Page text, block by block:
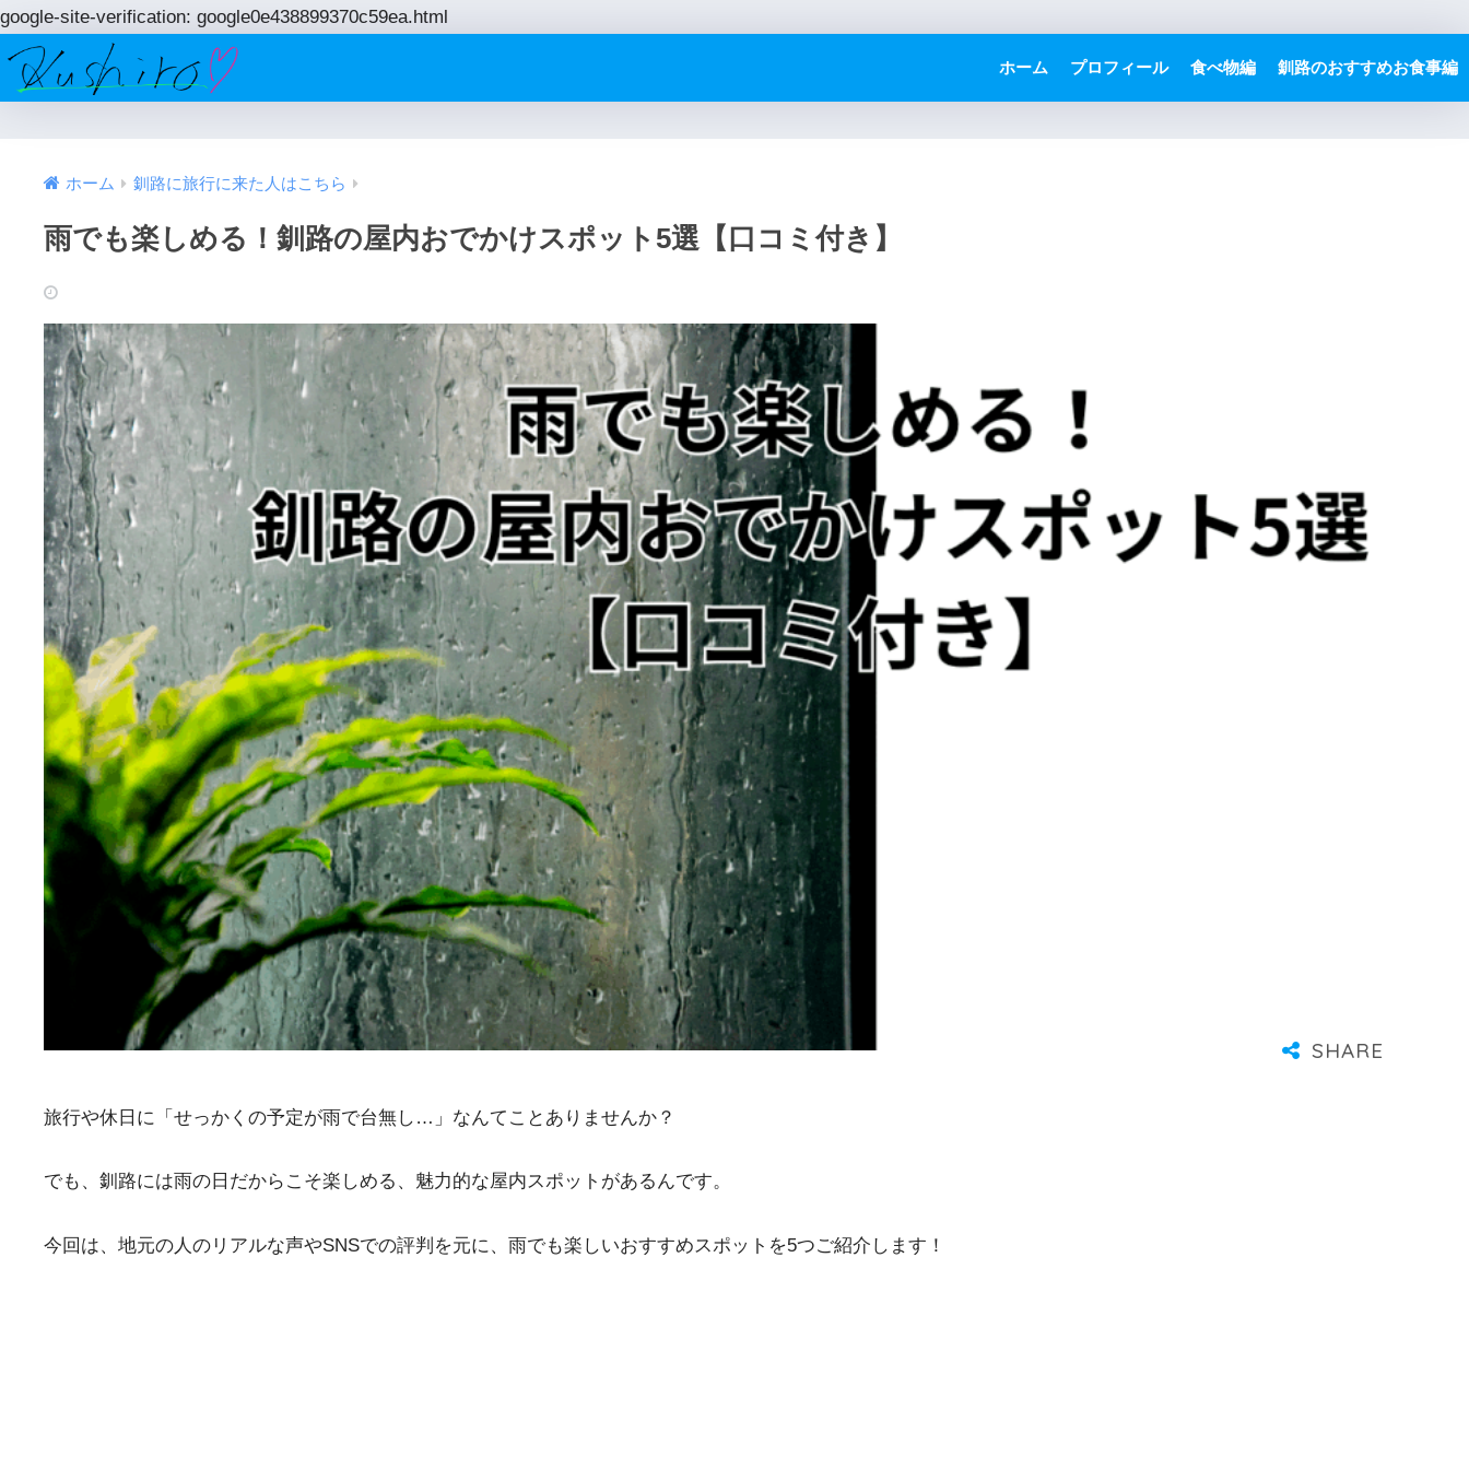
google-site-verification: google0e438899370c59ea.html
ホーム プロフィール 食べ物編 釧路のおすすめお食事編
ホーム 釧路に旅行に来た人はこちら
雨でも楽しめる！釧路の屋内おでかけスポット5選【口コミ付き】
旅行や休日に「せっかくの予定が雨で台無し…」なんてことありませんか？
でも、釧路には雨の日だからこそ楽しめる、魅力的な屋内スポットがあるんです。
今回は、地元の人のリアルな声やSNSでの評判を元に、雨でも楽しいおすすめスポットを5つご紹介します！